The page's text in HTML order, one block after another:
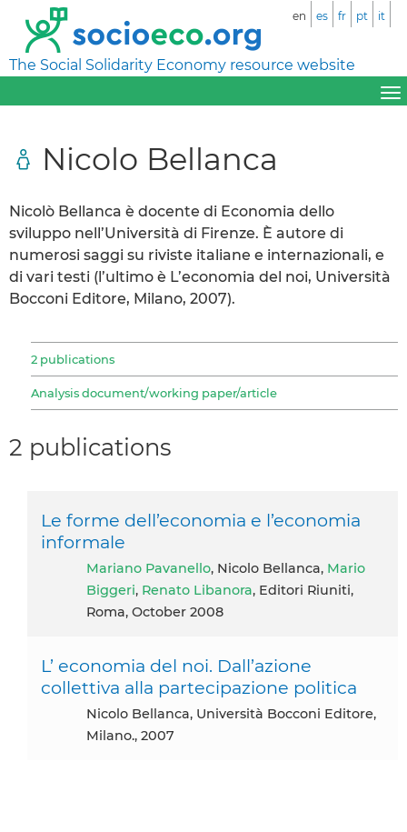
The Social Solidarity Economy resource website
en es fr pt it
Nicolo Bellanca
Nicolò Bellanca è docente di Economia dello
sviluppo nell’Università di Firenze. È autore di
numerosi saggi su riviste italiane e internazionali, e
di vari testi (l’ultimo è L’economia del noi, Università
Bocconi Editore, Milano, 2007).
2 publications
Analysis document/working paper/article
2 publications
Le forme dell’economia e l’economia
informale
Mariano Pavanello, Nicolo Bellanca, Mario
Biggeri, Renato Libanora, Editori Riuniti,
Roma, October 2008
L’ economia del noi. Dall’azione
collettiva alla partecipazione politica
Nicolo Bellanca, Università Bocconi Editore,
Milano., 2007